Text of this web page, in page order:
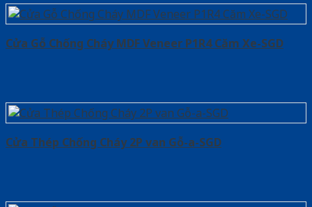
Cửa Gỗ Chống Cháy MDF Veneer P1R4 Căm Xe-SGD
Cửa Thép Chống Cháy 2P van Gỗ-a-SGD